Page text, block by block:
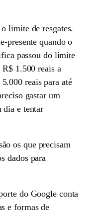
limite de resgates.
presente quando o
passou do limite
1.500 reais a
reais para até
gastar um
dia e tentar
os que precisam
dados para
do Google conta
e formas de